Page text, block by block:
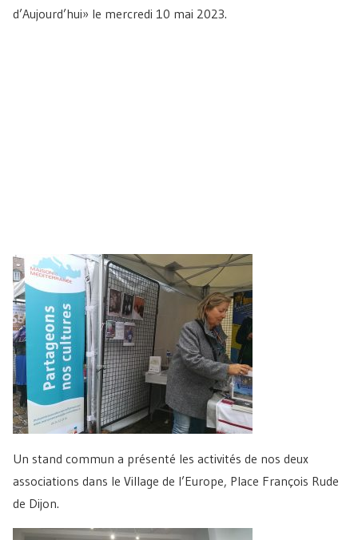
d’Aujourd’hui» le mercredi 10 mai 2023.
Un stand commun a présenté les activités de nos deux
associations dans le Village de l’Europe, Place François Rude
de Dijon.